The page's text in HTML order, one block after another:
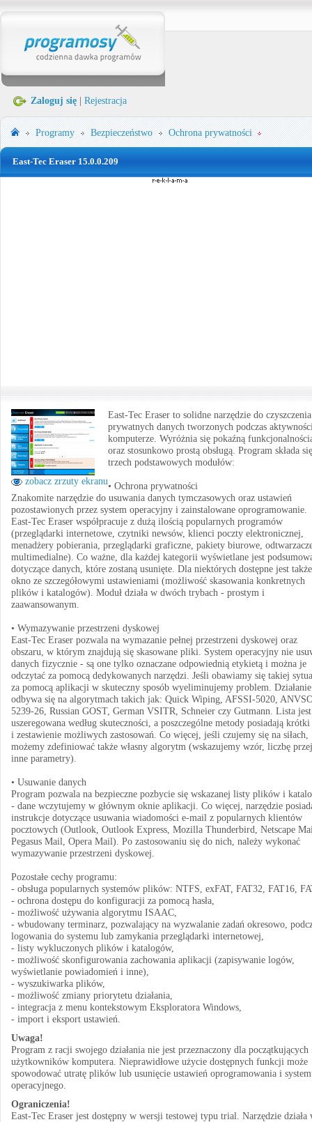
Zaloguj się Rejestracja
Programy Bezpieczeństwo Ochrona prywatności
East-Tec Eraser 15.0.0.209
zobacz zrzuty ekranu
East-Tec Eraser to solidne narzędzie do czyszczenia
prywatnych danych tworzonych podczas
komputerze. Wyróżnia się pokaźną
oraz stosunkowo prostą obsługą. Program składa
trzech podstawowych modułów:
• Ochrona prywatności
Znakomite narzędzie do usuwania danych tymczasowych oraz ustawień
pozostawionych przez system operacyjny i zainstalowane oprogramowanie.
East-Tec Eraser współpracuje z dużą ilością popularnych programów
(przeglądarki internetowe, czytniki newsów, klienci poczty elektronicznej,
menadżery pobierania, przeglądarki graficzne, pakiety biurowe,
multimedialne). Co ważne, dla każdej kategorii wyświetlane jest
dotyczące danych, które zostaną usunięte. Dla niektórych dostępne jest także
okno ze szczegółowymi ustawieniami (możliwość skasowania konkretnych
plików i katalogów). Moduł działa w dwóch trybach - prostym i
zaawansowanym.
• Wymazywanie przestrzeni dyskowej
East-Tec Eraser pozwala na wymazanie pełnej przestrzeni dyskowej oraz
obszaru, w którym znajdują się skasowane pliki. System operacyjny nie
danych fizycznie - są one tylko oznaczane odpowiednią etykietą i można je
odczytać za pomocą dedykowanych narzędzi. Jeśli obawiamy się takiej
za pomocą aplikacji w skuteczny sposób wyeliminujemy problem. Działanie
odbywa się na algorytmach takich jak: Quick Wiping, AFSSI-5020,
5239-26, Russian GOST, German VSITR, Schneier czy Gutmann. Lista jest
uszeregowana według skuteczności, a poszczególne metody posiadają
i zestawienie możliwych zastosowań. Co więcej, jeśli czujemy się na siłach,
możemy zdefiniować także własny algorytm (wskazujemy wzór, liczbę
inne parametry).
• Usuwanie danych
Program pozwala na bezpieczne pozbycie się wskazanej listy plików i
- dane wczytujemy w głównym oknie aplikacji. Co więcej, narzędzie
instrukcje dotyczące usuwania wiadomości e-mail z popularnych klientów
pocztowych (Outlook, Outlook Express, Mozilla Thunderbird, Netscape
Pegasus Mail, Opera Mail). Po zastosowaniu się do nich, należy wykonać
wymazywanie przestrzeni dyskowej.
Pozostałe cechy programu:
- obsługa popularnych systemów plików: NTFS, exFAT, FAT32, FAT16,
- ochrona dostępu do konfiguracji za pomocą hasła,
- możliwość używania algorytmu ISAAC,
- wbudowany terminarz, pozwalający na wyzwalanie zadań okresowo,
logowania do systemu lub zamykania przeglądarki internetowej,
- listy wykluczonych plików i katalogów,
- możliwość skonfigurowania zachowania aplikacji (zapisywanie logów,
wyświetlanie powiadomień i inne),
- wyszukiwarka plików,
- możliwość zmiany priorytetu działania,
- integracja z menu kontekstowym Eksploratora Windows,
- import i eksport ustawień.
Uwaga!
Program z racji swojego działania nie jest przeznaczony dla początkujących
użytkowników komputera. Nieprawidłowe użycie dostępnych funkcji może
spowodować utratę plików lub usunięcie ustawień oprogramowania i
operacyjnego.
Ograniczenia!
East-Tec Eraser jest dostępny w wersji testowej typu trial. Narzędzie działa